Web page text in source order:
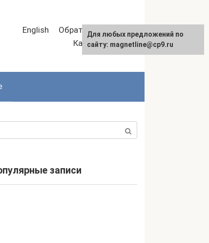
English
Обратная связь
Карта сайта
записи
Для любых предложений по
сайту: magnetline@cp9.ru